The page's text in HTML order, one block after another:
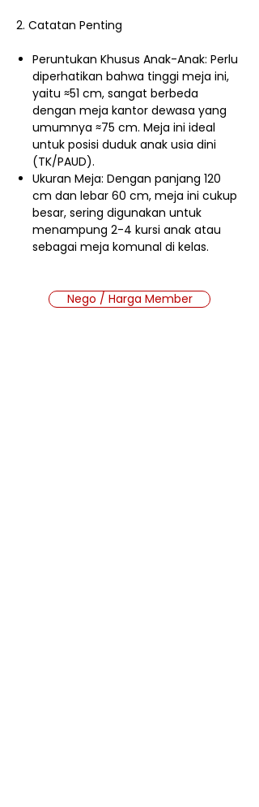
2. Catatan Penting
Peruntukan Khusus Anak-Anak: Perlu
diperhatikan bahwa tinggi meja ini,
yaitu ≈51 cm, sangat berbeda
dengan meja kantor dewasa yang
umumnya ≈75 cm. Meja ini ideal
untuk posisi duduk anak usia dini
(TK/PAUD).
Ukuran Meja: Dengan panjang 120
cm dan lebar 60 cm, meja ini cukup
besar, sering digunakan untuk
menampung 2-4 kursi anak atau
sebagai meja komunal di kelas.
Nego / Harga Member